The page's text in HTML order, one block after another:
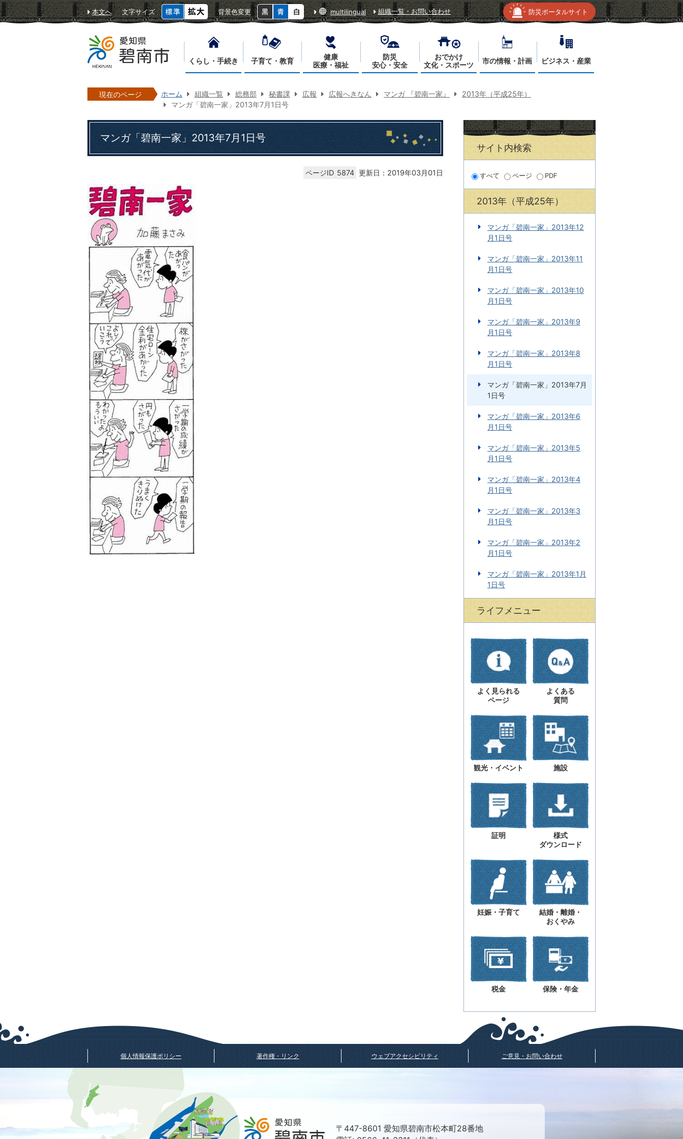
本文へ 文字サイズ 背景色変更 multilingual 組織一覧・お問い合わせ 防災ポータルサイト
くらし・手続き 子育て・教育
健康
医療・福祉
防災
安心・安全
おでかけ
文化・スポーツ
市の情報・計画 ビジネス・産業
現在のページ ホーム 組織一覧 総務部 秘書課 広報 広報へきなん マンガ 『碧南一家』
2013年（平成25年）
マンガ「碧南一家」2013年7月1日号
マンガ「碧南一家」2013年7月1日号
ページID 5874 更新日：2019年03月01日
サイト内検索
すべて ページ PDF
2013年（平成25年）
マンガ「碧南一家」2013年12
月1日号
マンガ「碧南一家」2013年11
月1日号
マンガ「碧南一家」2013年10
月1日号
マンガ「碧南一家」2013年9
月1日号
マンガ「碧南一家」2013年8
月1日号
マンガ「碧南一家」2013年7月
1日号
マンガ「碧南一家」2013年6
月1日号
マンガ「碧南一家」2013年5
月1日号
マンガ「碧南一家」2013年4
月1日号
マンガ「碧南一家」2013年3
月1日号
マンガ「碧南一家」2013年2
月1日号
マンガ「碧南一家」2013年1月
1日号
ライフメニュー
よく見られる
ページ
よくある
質問
観光・イベント 施設
証明
様式
ダウンロード
妊娠・子育て
結婚・離婚・
おくやみ
税金 保険・年金
個人情報保護ポリシー 著作権・リンク ウェブアクセシビリティ ご意見・お問い合わせ
〒447-8601 愛知県碧南市松本町28番地